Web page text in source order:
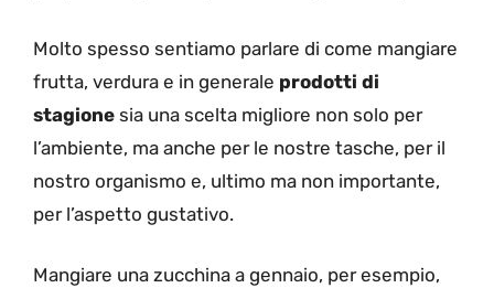
Molto spesso sentiamo parlare di come mangiare
frutta, verdura e in generale prodotti di
stagione sia una scelta migliore non solo per
l’ambiente, ma anche per le nostre tasche, per il
nostro organismo e, ultimo ma non importante,
per l’aspetto gustativo.
Mangiare una zucchina a gennaio, per esempio,